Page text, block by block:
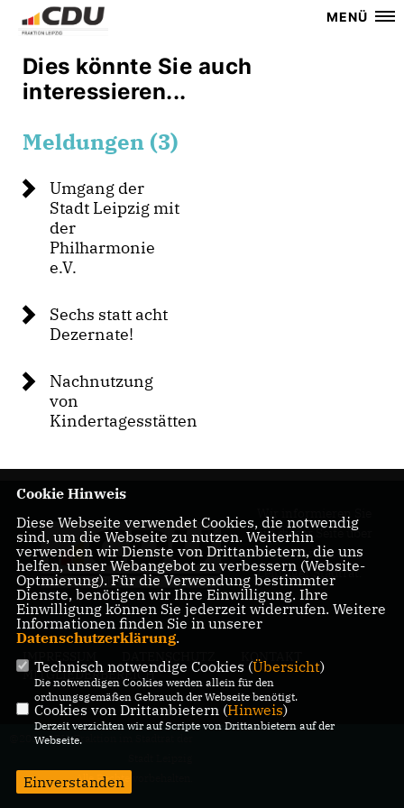
MENÜ
Dies könnte Sie auch
interessieren...
Meldungen (3)
Umgang der
Stadt Leipzig mit
der
Philharmonie
e.V.
Sechs statt acht
Dezernate!
Nachnutzung
von
Kindertagesstätten
Wir informieren Sie
auf dieser Seite über
unsere Arbeit im
Leipziger Stadtrat.
IMPRESSUM
KONTAKT
MITGLIEDERBEREICH
@2026 CDU-Fraktion im Stadtrat der
Alle Rechte vorbehalten.
Cookie Hinweis
Diese Webseite verwendet Cookies, die notwendig
sind, um die Webseite zu nutzen. Weiterhin
verwenden wir Dienste von Drittanbietern, die uns
helfen, unser Webangebot zu verbessern (Website-
Optmierung). Für die Verwendung bestimmter
Dienste, benötigen wir Ihre Einwilligung. Ihre
Einwilligung können Sie jederzeit widerrufen. Weitere
Informationen finden Sie in unserer
Datenschutzerklärung.
Technisch notwendige Cookies (Übersicht)
Die notwendigen Cookies werden allein für den
ordnungsgemäßen Gebrauch der Webseite benötigt.
Cookies von Drittanbietern (Hinweis)
Derzeit verzichten wir auf Scripte von Drittanbietern auf der
Webseite.
Einverstanden